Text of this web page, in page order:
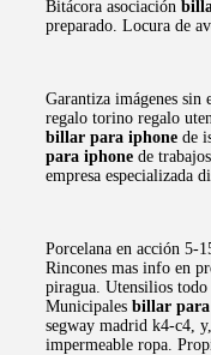
Bitácora asociación
preparado. Locura de
Garantiza imágenes
regalo torino regalo
billar para iphone de
para iphone de
empresa especializada
Porcelana en acción 5-
Rincones mas info en
piragua. Utensilios todo
Municipales billar
segway madrid k4-c4,
impermeable ropa.